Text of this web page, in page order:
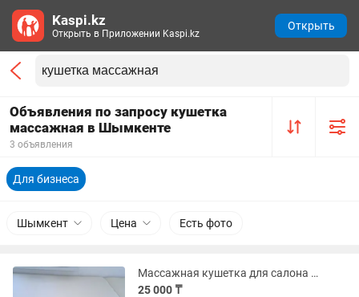
Объявления по запросу кушетка
массажная в Шымкенте
3 объявления
Для бизнеса
Шымкент Цена Есть фото
Массажная кушетка для салона и косметологии
25 000 ₸
Kaspi.kz
Открыть в Приложении Kaspi.kz
Открыть